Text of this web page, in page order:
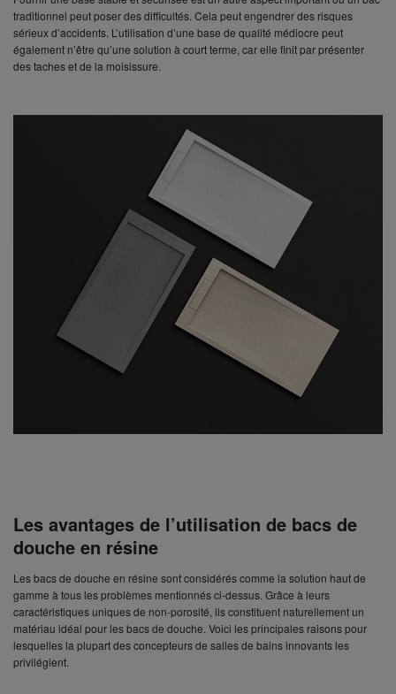
traditionnel peut poser des difficultés. Cela peut engendrer des risques
sérieux d’accidents. L’utilisation d’une base de qualité médiocre peut
également n’être qu’une solution à court terme, car elle finit par présenter
des taches et de la moisissure.
Les avantages de l’utilisation de bacs de
douche en résine
Les bacs de douche en résine sont considérés comme la solution haut de
gamme à tous les problèmes mentionnés ci-dessus. Grâce à leurs
caractéristiques uniques de non-porosité, ils constituent naturellement un
matériau idéal pour les bacs de douche. Voici les principales raisons pour
lesquelles la plupart des concepteurs de salles de bains innovants les
privilégient.